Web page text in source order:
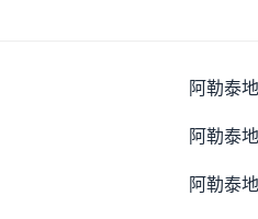
阿勒泰
阿勒泰
阿勒泰